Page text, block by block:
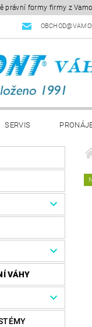
právní formy firmy z
SERVIS
VÁHY